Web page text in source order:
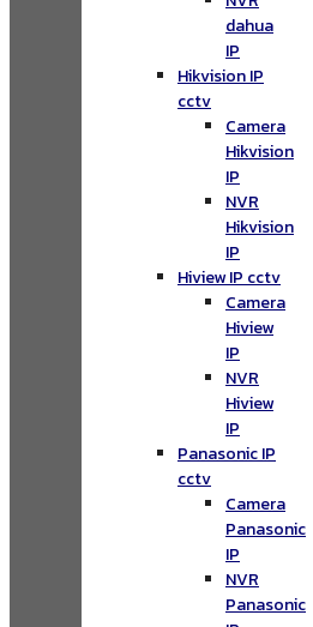
dahua
IP
Hikvision IP
cctv
Camera
Hikvision
IP
NVR
Hikvision
IP
Hiview IP cctv
Camera
Hiview
IP
NVR
Hiview
IP
Panasonic IP
cctv
Camera
Panasonic
IP
NVR
Panasonic